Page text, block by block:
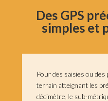
Des GPS
simples et
Pour des saisies ou
terrain atteignant les
décimètre, le sub-